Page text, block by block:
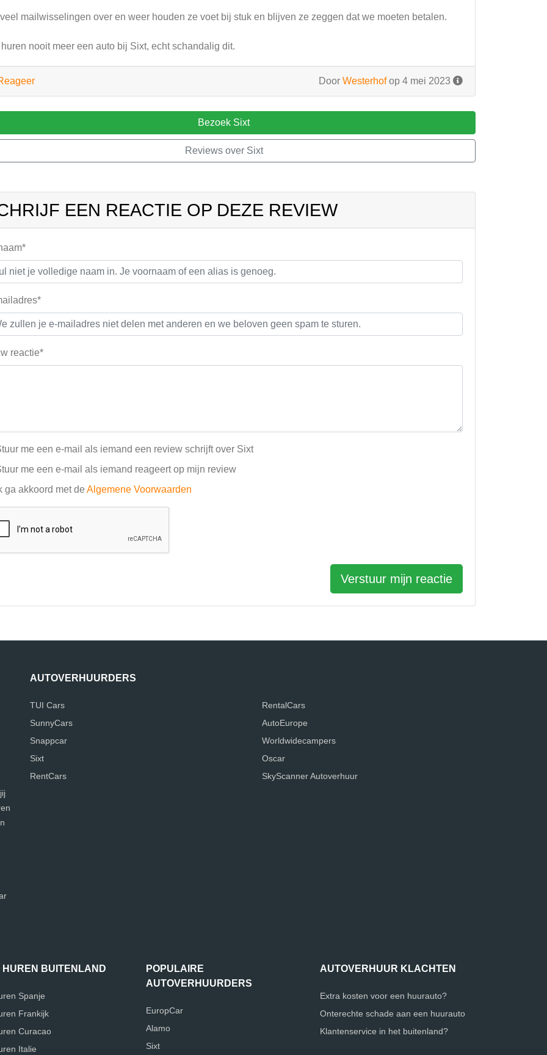
mailwisselingen over en weer houden ze voet bij stuk en blijven ze zeggen dat we moeten betalen.
nooit meer een auto bij Sixt, echt schandalig dit.
Door Westerhofop 4 mei 2023
Bezoek Sixt
Reviews over Sixt
EEN REACTIE OP DEZE REVIEW
reactie*
me een e-mail als iemand een review schrijft over Sixt
me een e-mail als iemand reageert op mijn review
ga akkoord met de Algemene Voorwaarden
Verstuur mijn reactie
AUTOVERHUURDERS
TUI Cars
SunnyCars
Snappcar
Sixt
RentCars
RentalCars
AutoEurope
Worldwidecampers
Oscar
SkyScanner Autoverhuur
HUREN BUITENLAND
Spanje
Frankijk
Curacao
Italie
POPULAIRE
AUTOVERHUURDERS
EuropCar
Alamo
Sixt
AUTOVERHUUR KLACHTEN
Extra kosten voor een huurauto?
Onterechte schade aan een huurauto
Klantenservice in het buitenland?